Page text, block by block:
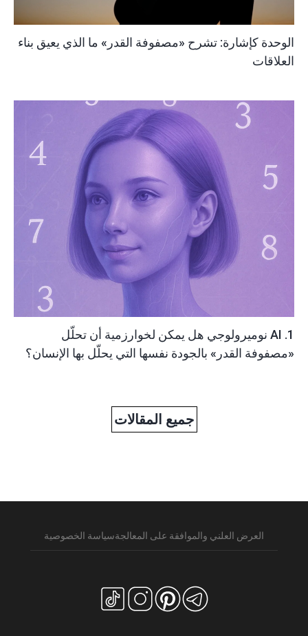
الوحدة كإشارة: تشرح «مصفوفة القدر» ما الذي يعيق بناء
العلاقات
1. AI نوميرولوجي هل يمكن لخوارزمية أن تحلّل
«مصفوفة القدر» بالجودة نفسها التي يحلّل بها الإنسان؟
جميع المقالات
العرض العلني والموافقة على المعالجةسياسة الخصوصية